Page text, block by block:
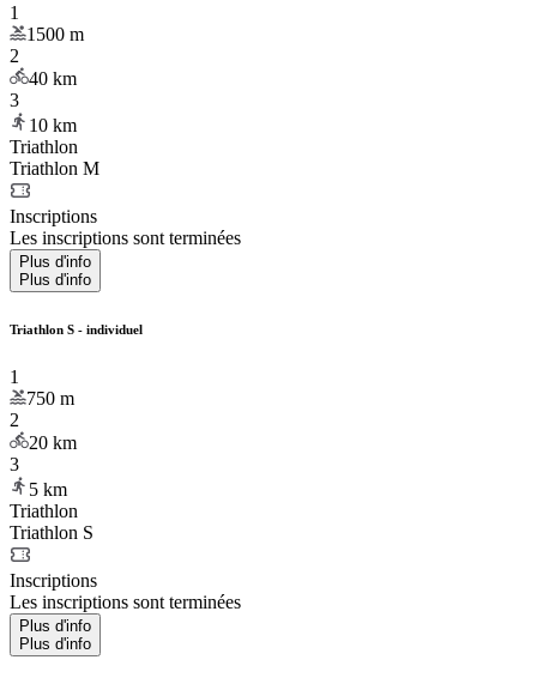
1
1500 m
2
40 km
3
10 km
Triathlon
Triathlon M
Inscriptions
Les inscriptions sont terminées
Plus d'info
Plus d'info
Triathlon S - individuel
1
750 m
2
20 km
3
5 km
Triathlon
Triathlon S
Inscriptions
Les inscriptions sont terminées
Plus d'info
Plus d'info